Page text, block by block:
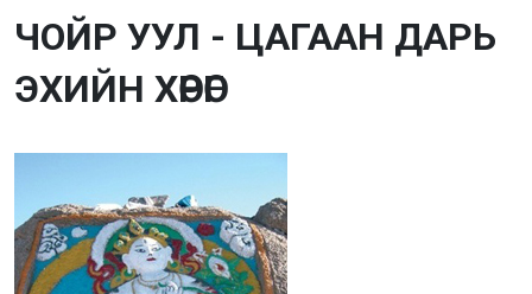
ЧОЙР УУЛ - ЦАГААН ДАРЬ
ЭХИЙН ХӨРӨГ